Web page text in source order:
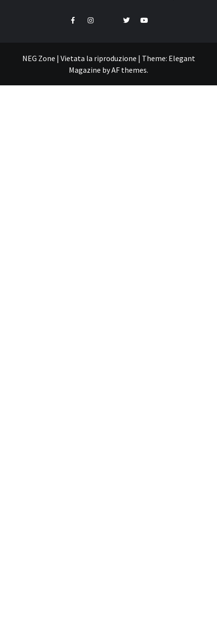
FacebookInstagram TwitterYouTube
NEG Zone | Vietata la riproduzione | Theme: Elegant
Magazine byAF themes.